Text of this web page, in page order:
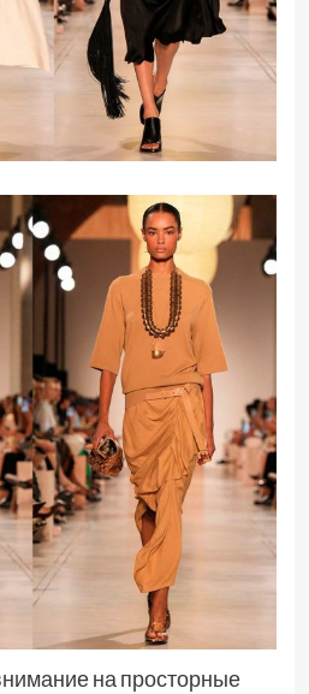
на просторные